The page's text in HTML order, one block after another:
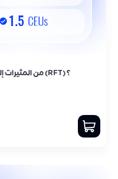
من المثيرات إلى الكلمات: كيف يكتسب الطفل اللغة (RFT) ؟